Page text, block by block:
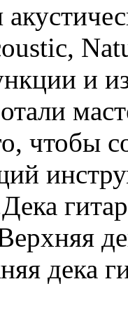
и
чтобы
дека